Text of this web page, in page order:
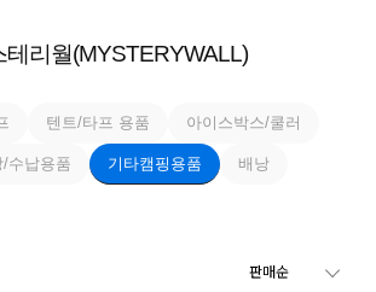
테리월(MYSTERYWALL)
텐트/타프 용품 아이스박스/쿨러
수납용품 기타캠핑용품 배낭